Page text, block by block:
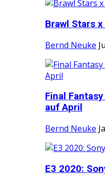
Brawl Stars
Bernd Neuke
Final
auf April
Bernd Neuke
E3 2020: